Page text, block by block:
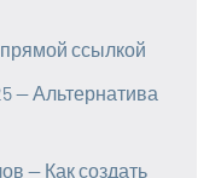
прямой ссылкой
— Альтернатива
— Как создать